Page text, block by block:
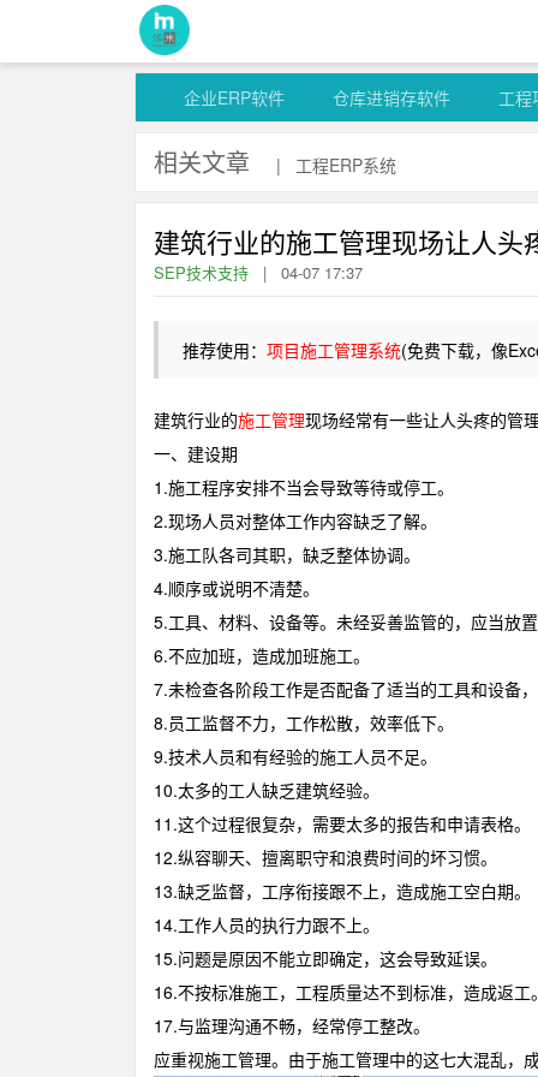
企业ERP软件 仓库进销存软件 工程
相关文章 | 工程ERP系统
建筑行业的施工管理现场让人头
SEP技术支持 | 04-07 17:37
推荐使用： 项目施工管理系统(免费下载，像
建筑行业的施工管理现场经常有一些让人头疼的管
一、建设期
1.施工程序安排不当会导致等待或停工。
2.现场人员对整体工作内容缺乏了解。
3.施工队各司其职，缺乏整体协调。
4.顺序或说明不清楚。
5.工具、材料、设备等。未经妥善监管的，应当放
6.不应加班，造成加班施工。
7.未检查各阶段工作是否配备了适当的工具和设备
8.员工监督不力，工作松散，效率低下。
9.技术人员和有经验的施工人员不足。
10.太多的工人缺乏建筑经验。
11.这个过程很复杂，需要太多的报告和申请表格。
12.纵容聊天、擅离职守和浪费时间的坏习惯。
13.缺乏监督，工序衔接跟不上，造成施工空白期。
14.工作人员的执行力跟不上。
15.问题是原因不能立即确定，这会导致延误。
16.不按标准施工，工程质量达不到标准，造成返工
17.与监理沟通不畅，经常停工整改。
应重视施工管理。由于施工管理中的这七大混乱，